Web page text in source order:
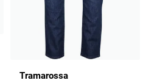
Tramarossa